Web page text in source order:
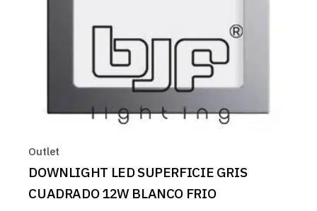
Outlet
DOWNLIGHT LED SUPERFICIE GRIS
CUADRADO 12W BLANCO FRIO